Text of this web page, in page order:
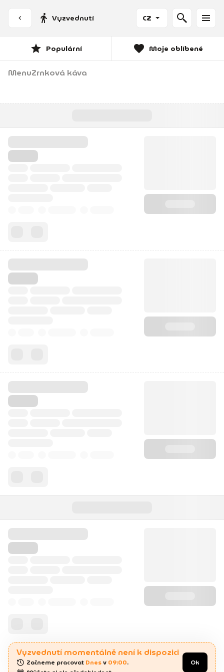
Vyzvednutí CZ
Populární Moje oblíbené
MenuZrnková káva
Vyzvednutí momentálně není k dispozici
Začneme pracovat Dnes v 09:00.
Ok